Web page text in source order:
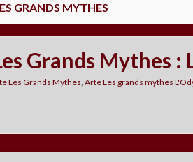
GRANDS MYTHES
Grands Mythes :
Les Grands Mythes, Arte Les grands mythes